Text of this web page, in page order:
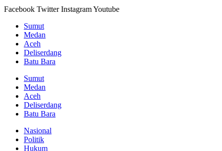
Facebook Twitter InstagramYoutube
Sumut
Medan
Aceh
Deliserdang
Batu Bara
Sumut
Medan
Aceh
Deliserdang
Batu Bara
Nasional
Politik
Hukum